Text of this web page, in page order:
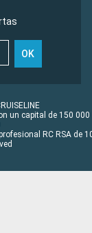
OK
un capital de 150 000
RC RSA de